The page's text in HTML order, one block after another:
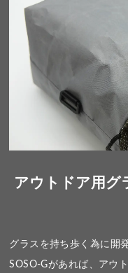
アウトドア用グ
グラスを持ち歩く為に開
SOSO-Gがあれば、アウ